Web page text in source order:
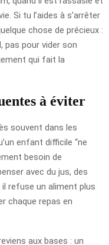
Si tu l’aides à s’arrêter
chose de précieux :
pas pour vider son
qui fait la
à éviter
souvent dans les
enfant difficile “ne
besoin de
avec du jus, des
refuse un aliment plus
chaque repas en
aux bases : un